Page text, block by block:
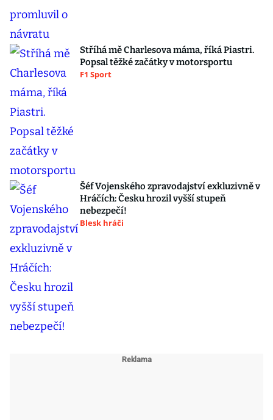
Stříhá mě Charlesova máma, říká Piastri.
Popsal těžké začátky v motorsportu
F1 Sport
Šéf Vojenského zpravodajství exkluzivně v
Hráčích: Česku hrozil vyšší stupeň
nebezpečí!
Blesk hráči